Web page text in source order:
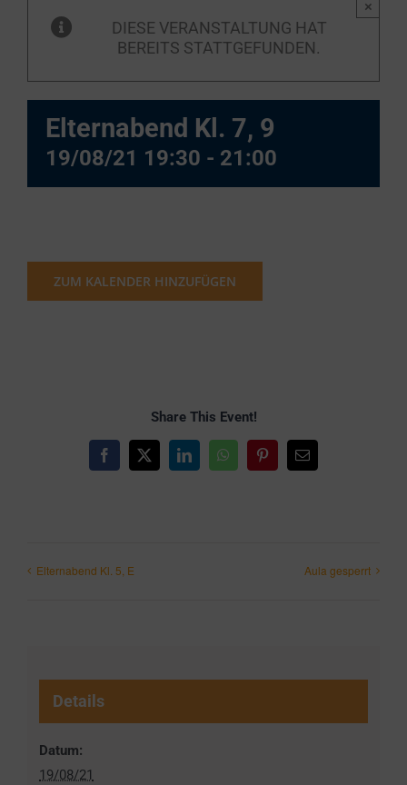
DIESE VERANSTALTUNG HAT
BEREITS STATTGEFUNDEN.
×
Elternabend Kl. 7, 9
19/08/21 19:30 - 21:00
ZUM KALENDER HINZUFÜGEN
Share This Event!
Facebook
X LinkedInWhatsAppPinterest
E-
Elternabend Kl. 5, E Aula gesperrt
Details
Datum:
19/08/21